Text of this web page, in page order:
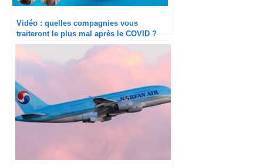
Vidéo : quelles compagnies vous
traiteront le plus mal après le COVID ?
#DEGRAD19